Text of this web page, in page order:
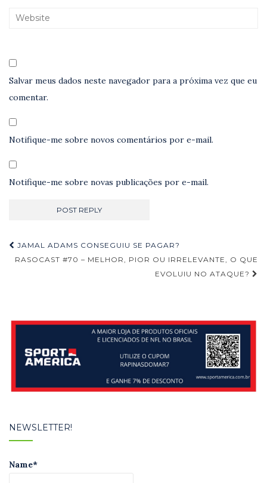
Salvar meus dados neste navegador para a próxima vez que eu
comentar.
Notifique-me sobre novos comentários por e-mail.
Notifique-me sobre novas publicações por e-mail.
Navegação
de
JAMAL ADAMS CONSEGUIU SE PAGAR?
RASOCAST #70 – MELHOR, PIOR OU IRRELEVANTE, O QUE
EVOLUIU NO ATAQUE?
NEWSLETTER!
Name*